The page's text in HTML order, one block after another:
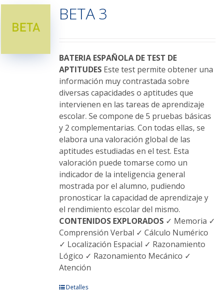
Las
opciones
elegir
en
la
página
de
producto
BETA 3
BATERIA ESPAÑOLA DE TEST DE
APTITUDESEste test permite obtener una
información muy contrastada sobre
diversas capacidades o aptitudes que
intervienen en las tareas de aprendizaje
escolar. Se compone de 5 pruebas básicas
y 2 complementarias. Con todas ellas, se
elabora una valoración global de las
aptitudes estudiadas en el test. Esta
valoración puede tomarse como un
indicador de la inteligencia general
mostrada por el alumno, pudiendo
pronosticar la capacidad de aprendizaje y
el rendimiento escolar del mismo.
CONTENIDOS EXPLORADOS✓ Memoria ✓
Comprensión Verbal ✓ Cálculo Numérico
✓ Localización Espacial ✓ Razonamiento
Lógico ✓ Razonamiento Mecánico ✓
Atención
EsteDetalles